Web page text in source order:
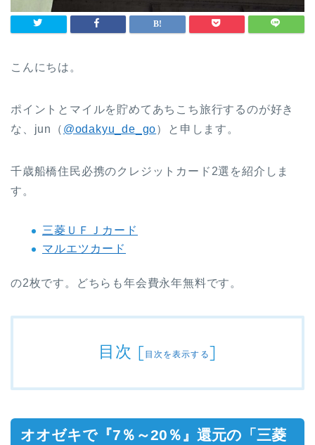
こんにちは。
ポイントとマイルを貯めてあちこち旅行するのが好き
な、jun（ @odakyu_de_go）と申します。
千歳船橋住民必携のクレジットカード2選を紹介しま
す。
三菱ＵＦＪカード
マルエツカード
の2枚です。どちらも年会費永年無料です。
目次 [目次を表示する]
オオゼキで『7％～20％』還元の「三菱